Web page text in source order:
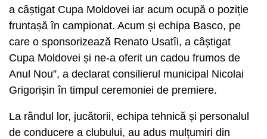
a câștigat Cupa Moldovei iar acum ocupă o poziție
fruntașă în campionat. Acum și echipa Basco, pe
care o sponsorizează Renato Usatîi, a câștigat
Cupa Moldovei și ne-a oferit un cadou frumos de
Anul Nou”, a declarat consilierul municipal Nicolai
Grigorișin în timpul ceremoniei de premiere.
La rândul lor, jucătorii, echipa tehnică și personalul
de conducere a clubului, au adus mulțumiri din